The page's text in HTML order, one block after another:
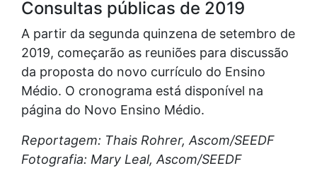
Consultas públicas de 2019
A partir da segunda quinzena de setembro de
2019, começarão as reuniões para discussão
da proposta do novo currículo do Ensino
Médio. O cronograma está disponível na
página do Novo Ensino Médio.
Reportagem: Thais Rohrer, Ascom/SEEDF
Fotografia: Mary Leal, Ascom/SEEDF